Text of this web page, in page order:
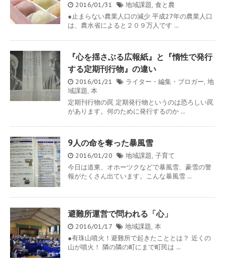
2016/01/31 地域課題, 食と農
●止まらない農業人口の減少 平成27年の農業人口
は、農水省によると２０９万人です ...
『心を揺さぶる広報紙』と『惰性で発行
する定期刊行物』の違い
2016/01/21 ライター・編集・ブロガー, 地
域課題, 本
定期刊行物の罠 定期発行物というのは恐ろしい罠
があります。何のために発行するのか ...
9人の命を奪った暴風雪
2016/01/20 地域課題, 子育て
今日は道東、オホーツクなどで暴風雪、豪雪の警
報がたくさん出ています。こんな暴風雪 ...
避難所運営で問われる「心」
2016/01/17 地域課題, 本
●有珠山噴火！避難所で起きたこととは？ 近くの
山が噴火！ 隣の隣の町にまで町民は ...